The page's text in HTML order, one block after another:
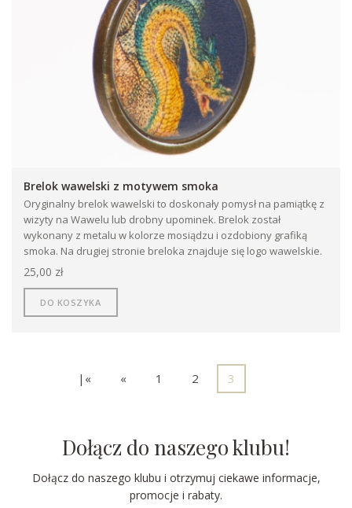
Brelok wawelski z motywem smoka
Oryginalny brelok wawelski to doskonały pomysł na pamiątkę z
wizyty na Wawelu lub drobny upominek. Brelok został
wykonany z metalu w kolorze mosiądzu i ozdobiony grafiką
smoka. Na drugiej stronie breloka znajduje się logo wawelskie.
25,00 zł
DO KOSZYKA
|« « 1 2 3
Dołącz do naszego klubu!
Dołącz do naszego klubu i otrzymuj ciekawe informacje,
promocje i rabaty.